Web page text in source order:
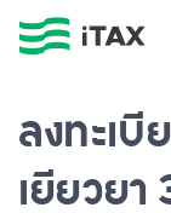
ลงทะเบี
เยียวย